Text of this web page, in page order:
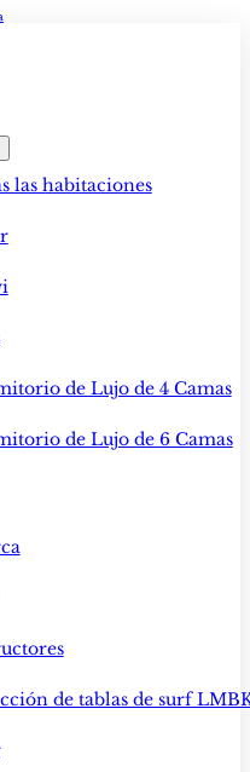
las habitaciones
de Lujo de 4 Camas
de Lujo de 6 Camas
de tablas de surf